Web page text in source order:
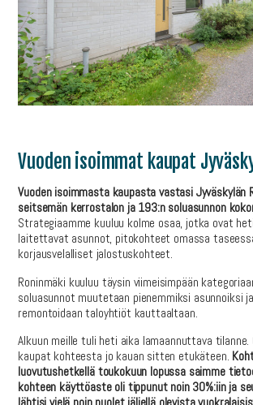
Vuoden isoimmat kaupat
Vuoden isoimmasta kaupasta vastasi Jyväskylän
seitsemän kerrostalon ja 193:n soluasunnon
Strategiaamme kuuluu kolme osaa, jotka ovat
laitettavat asunnot, pitokohteet omassa
korjausvelalliset jalostuskohteet.
Roninmäki kuuluu täysin viimeisimpään
soluasunnot muutetaan pienemmiksi asunnoiksi
remontoidaan taloyhtiöt kauttaaltaan.
Alkuun meille tuli heti aika lamaannuttava tilanne.
kaupat kohteesta jo kauan sitten etukäteen.
luovutushetkellä toukokuun lopussa saimme
kohteen käyttöaste oli tippunut noin 30%:iin ja